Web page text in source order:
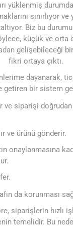
yüklenmiş
sınırlıyor ve
Biz bu
küçük ve
gelişebileceği
fikri ortaya çıktı.
dayanarak,
getiren bir sistem
ve siparişi
ve ürünü gönderir.
onaylanmasına
da korunması
siparişlerin hızlı
temelidir. Bu